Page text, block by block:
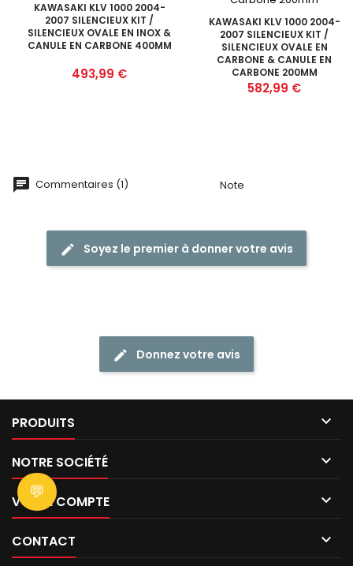
KAWASAKI KLV 1000 2004-
2007 SILENCIEUX KIT /
SILENCIEUX OVALE EN INOX &
CANULE EN CARBONE 400MM
Prix
493,99 €
KAWASAKI KLV 1000 2004-
2007 SILENCIEUX KIT /
SILENCIEUX OVALE EN
CARBONE & CANULE EN
CARBONE 200MM
Prix
582,99 €
Commentaires (1) Note
Soyez le premier à donner votre avis
Donnez votre avis
PRODUITS 
NOTRE SOCIÉTÉ 
VOTRE COMPTE 
CONTACT 
💬